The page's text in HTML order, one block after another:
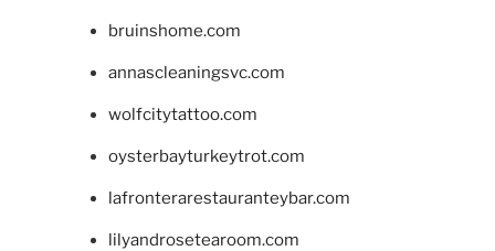
bruinshome.com
annascleaningsvc.com
wolfcitytattoo.com
oysterbayturkeytrot.com
lafronterarestauranteybar.com
lilyandrosetearoom.com